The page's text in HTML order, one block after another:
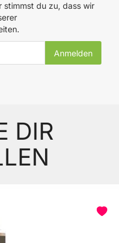
stimmst du zu, dass wir
DIR